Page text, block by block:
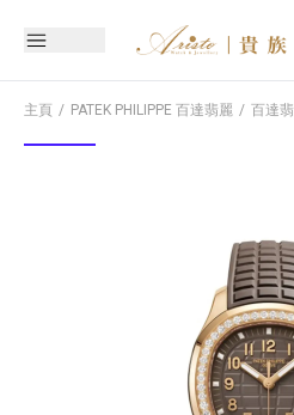
主頁 PATEK PHILIPPE 百達翡麗 百達